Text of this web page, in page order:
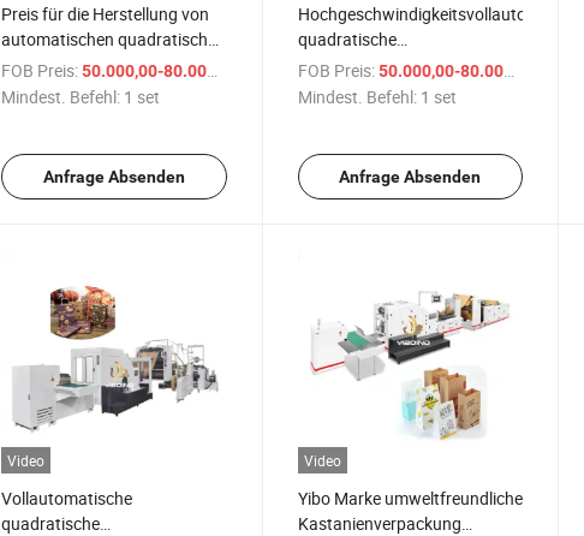
Preis für die Herstellung von
automatischen quadratischen
Bodenpapiertragetaschenmaschinen
zur Herstellung von
FOB Preis: 50.000,00-80.000,00 $
Mindest. Befehl: 1 set
Anfrage Absenden
Hochgeschwindigkeitsvollautomatische
quadratische
Bodensandwichkekse
Schokoladenfastfood
von Papiertüten
FOB Preis: 50.000,00-80.000,00 $
Mindest. Befehl: 1 set
Anfrage Absenden
Video
Vollautomatische
quadratische
Video
Yibo Marke umweltfreundliche
Kastanienverpackung